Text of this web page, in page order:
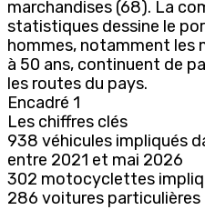
marchandises (68). La
statistiques dessine le
hommes, notamment les
à 50 ans, continuent de
les routes du pays.
Encadré 1
Les chiffres clés
938 véhicules impliqués
entre 2021 et mai 2026
302 motocyclettes
286 voitures particulières